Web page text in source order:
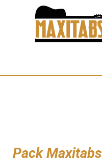
Pack Maxitabs